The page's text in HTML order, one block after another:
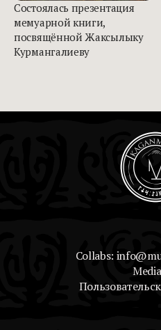
Состоялась презентация
мемуарной книги,
посвящённой Жаксылыку
Курмангалиеву
Collabs: